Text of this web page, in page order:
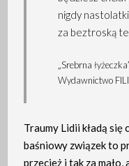
nigdy
za beztroską
„Srebrna
Wydawnictwo
Traumy Lidii kładą się
baśniowy związek to
przecież i tak za mało,